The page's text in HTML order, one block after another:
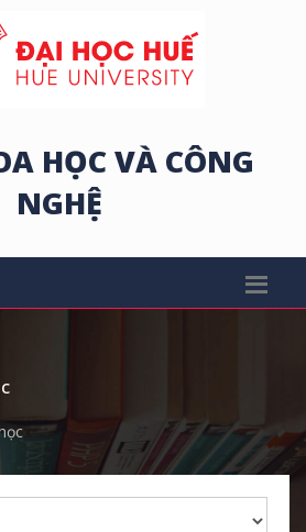
HỌC VÀ CÔNG
NGHỆ